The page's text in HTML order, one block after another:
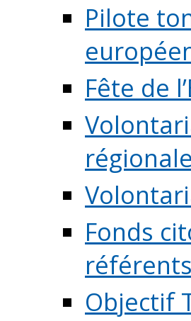
Pilote
Fête de
régionale
Fonds
Objectif